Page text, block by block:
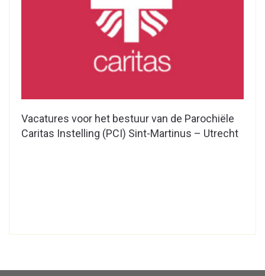
Vacatures voor het bestuur van de Parochiële
Caritas Instelling (PCI) Sint-Martinus – Utrecht